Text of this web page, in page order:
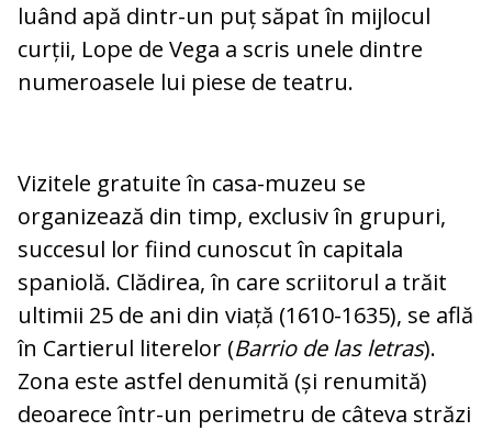
luând apă dintr-un puț săpat în mijlocul
curții, Lope de Vega a scris unele dintre
numeroasele lui piese de teatru.
Vizitele gratuite în casa-muzeu se
organizează din timp, exclusiv în grupuri,
succesul lor fiind cunoscut în capitala
spaniolă. Clădirea, în care scriitorul a trăit
ultimii 25 de ani din viață (1610-1635), se află
în Cartierul literelor (Barrio de las letras).
Zona este astfel denumită (și renumită)
deoarece într-un perimetru de câteva străzi